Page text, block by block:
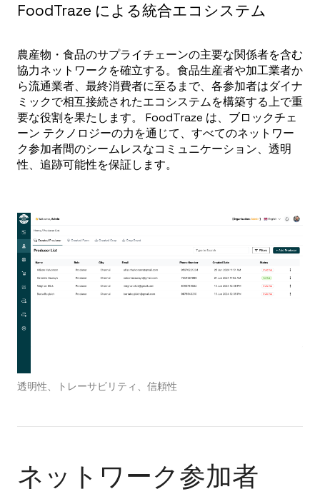
FoodTraze による統合エコシステム
農産物・食品のサプライチェーンの主要な関係者を含む
協力ネットワークを確立する。食品生産者や加工業者か
ら流通業者、最終消費者に至るまで、各参加者はダイナ
ミックで相互接続されたエコシステムを構築する上で重
要な役割を果たします。 FoodTraze は、ブロックチェ
ーン テクノロジーの力を通じて、すべてのネットワー
ク参加者間のシームレスなコミュニケーション、透明
性、追跡可能性を保証します。
透明性、トレーサビリティ、信頼性
ネットワーク参加者